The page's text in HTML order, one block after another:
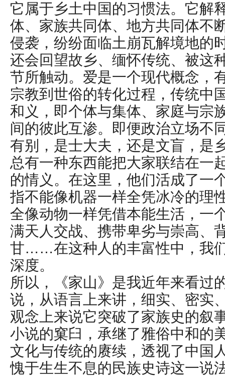
它属于乡土中国的习惯法。它解
体、家族共同体、地方共同体不
侵袭，纷纷面临土崩瓦解境地的
还会回望故乡、缅怀传统、被这
节所触动。爱是一个现代概念，
宗教到世俗的转化过程，传统中
和义，即个体与集体、家庭与宗
间的彼此互渗。即便政治立场不
有别，是士大夫，还是文盲，是
总有一种东西能把大家联结在一
的情义。在这里，他们活成了一
指不能像机器一样全凭冰冷的理
全像动物一样凭借本能生活，一
满天人交战、携带卑劣与崇高、
甘……在这种人的丰富性中，我
深度。
所以，《家山》是我近年来看过
说，从语言上来讲，细实、密实
观念上来说它突破了家族史的叙
小说的窠臼，承继了雅俗中和的
文化与传统的赓续，透视了中国
愧于生生不息的民族史诗这一说